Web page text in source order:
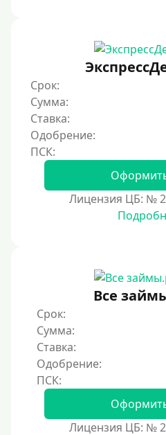
Первый кредит без переплат
Без процентов на 30 дней
Под 0 %
Условия
С опцией досрочного
Без страховок и комиссий
Со страховкой
Без электронной почты
С автоматическим
Без номера телефона
На телефон
Бесплатный доступ без
обязательных подписок
Срок:
Сумма:
Ставка:
Одобрение:
Лицензия ЦБ: №
Все
Срок:
Сумма:
Ставка:
Одобрение:
Лицензия ЦБ: №